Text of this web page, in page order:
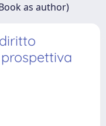
as author)